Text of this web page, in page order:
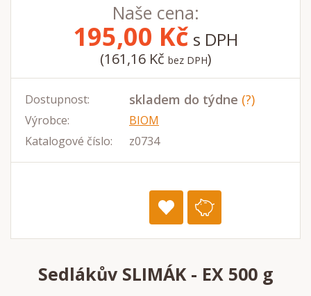
Naše cena:
195,00 Kč s DPH
(161,16 Kč bez DPH)
Dostupnost: skladem do týdne (?)
Výrobce:
BIOM
Katalogové číslo:
z0734
Sedlákův SLIMÁK - EX 500 g